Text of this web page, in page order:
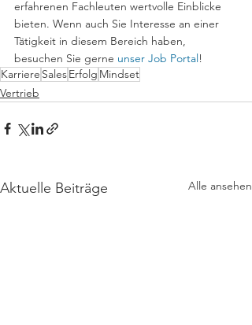
erfahrenen Fachleuten wertvolle Einblicke
bieten. Wenn auch Sie Interesse an einer
Tätigkeit in diesem Bereich haben,
besuchen Sie gerne unser Job Portal!
Karriere SalesErfolg Mindset
Vertrieb
Aktuelle Beiträge Alle ansehen